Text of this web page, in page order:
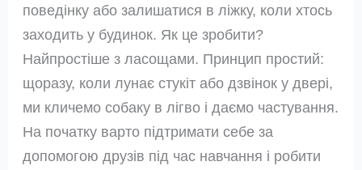
поведінку або залишатися в ліжку, коли хтось
заходить у будинок. Як це зробити?
Найпростіше з ласощами. Принцип простий:
щоразу, коли лунає стукіт або дзвінок у двері,
ми кличемо собаку в лігво і даємо частування.
На початку варто підтримати себе за
допомогою друзів під час навчання і робити